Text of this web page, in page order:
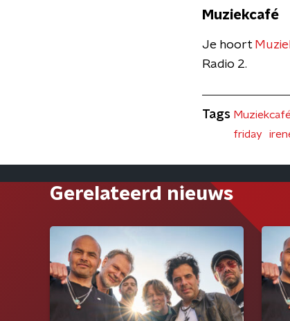
Muziekcafé
Je hoort
Radio 2.
Tags
friday
Gerelateerd nieuws